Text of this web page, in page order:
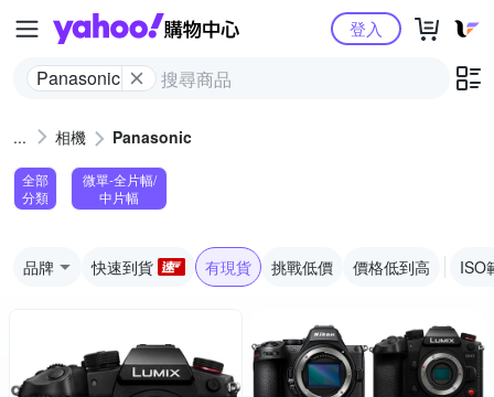
Yahoo購物中心
Panasonic
登入
相機 Panasonic
全部
分類
微單-全片幅/
中片幅
品牌 快速到貨 有現貨 挑戰低價 價格低到高 ISO